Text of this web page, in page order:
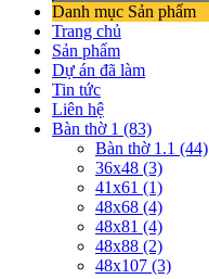
Danh mục Sản phẩm
Trang chủ
Sản phẩm
Dự án đã làm
Tin tức
Liên hệ
Bàn thờ 1 (83)
Bàn thờ 1.1 (44)
36x48 (3)
41x61 (1)
48x68 (4)
48x81 (4)
48x88 (2)
48x107 (3)